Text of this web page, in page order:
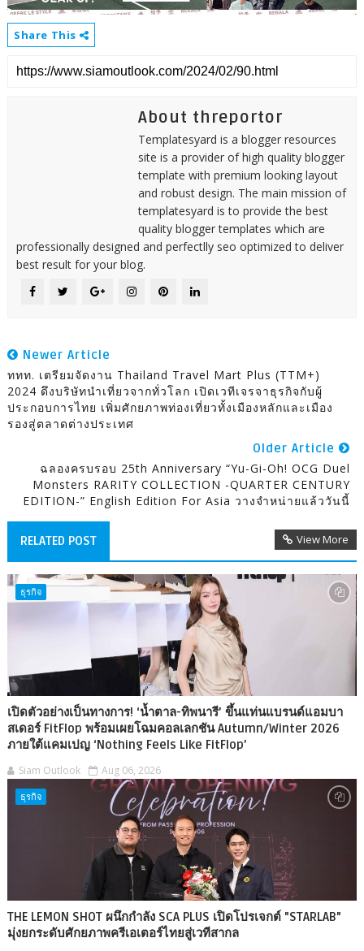
Share This
About threportor
Templatesyard is a blogger resources
site is a provider of high quality blogger
template with premium looking layout
and robust design. The main mission of
templatesyard is to provide the best
quality blogger templates which are
professionally designed and perfectlly seo optimized to deliver
best result for your blog.
Newer Article
ททท. เตรียมจัดงาน Thailand Travel Mart Plus (TTM+)
2024 ดึงบริษัทนำเที่ยวจากทั่วโลก เปิดเวทีเจรจาธุรกิจกับผู้
ประกอบการไทย เพิ่มศักยภาพท่องเที่ยวทั้งเมืองหลักและเมือง
รองสู่ตลาดต่างประเทศ
Older Article
ฉลองครบรอบ 25th Anniversary “Yu-Gi-Oh! OCG Duel
Monsters RARITY COLLECTION -QUARTER CENTURY
EDITION-” English Edition For Asia วางจำหน่ายแล้ววันนี้
RELATED POST View More
ธุรกิจ
เปิดตัวอย่างเป็นทางการ! ‘น้ำตาล-ทิพนารี’ ขึ้นแท่นแบรนด์แอมบา
สเดอร์ FitFlop พร้อมเผยโฉมคอลเลกชัน Autumn/Winter 2026
ภายใต้แคมเปญ ‘Nothing Feels Like FitFlop’
Siam Outlook Aug 06, 2026
ธุรกิจ
THE LEMON SHOT ผนึกกำลัง SCA PLUS เปิดโปรเจกต์ "STARLAB"
มุ่งยกระดับศักยภาพครีเอเตอร์ไทยสู่เวทีสากล